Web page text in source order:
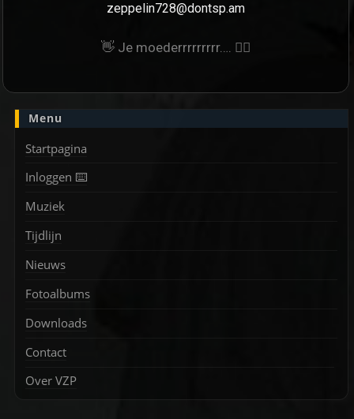
zeppelin728@dontsp.am
👋 Je moederrrrrrrrr…. 🙋‍♀
Menu
Startpagina
Inloggen ⌨️
Muziek
Tijdlijn
Nieuws
Fotoalbums
Downloads
Contact
Over VZP